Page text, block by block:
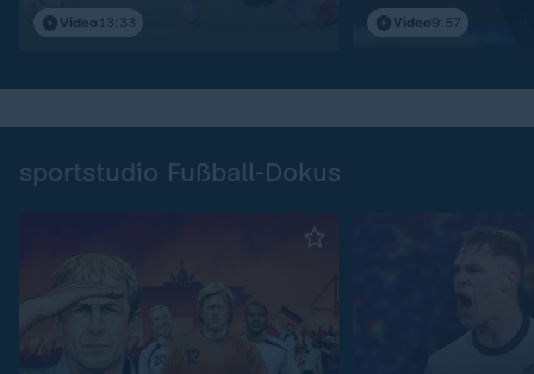
Video 13:33 Video9:57
sportstudio Fußball-Dokus